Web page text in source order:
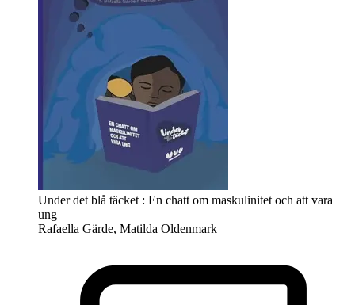
Under det blå täcket : En chatt om maskulinitet och att vara
ung
Rafaella Gärde, Matilda Oldenmark